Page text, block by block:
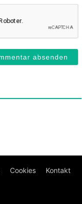
Cookies Kontakt